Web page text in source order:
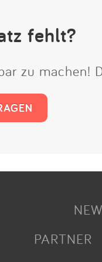
fehlt?
zu machen!
PARTNER